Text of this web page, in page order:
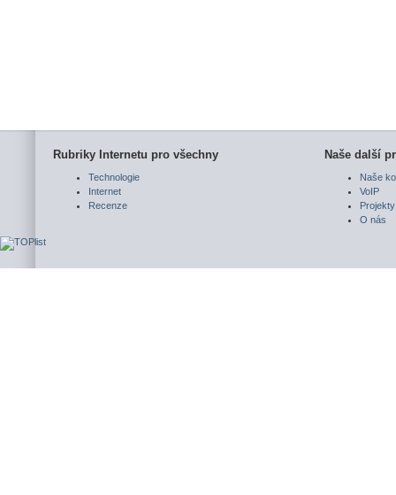
Rubriky Internetu pro všechny
Technologie
Internet
Recenze
Naše další
Naše
VoIP
Projekty
O nás